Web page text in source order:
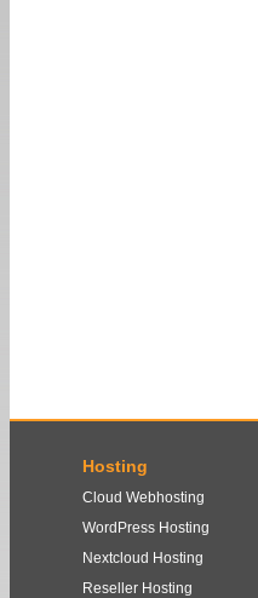
Hosting
Cloud Webhosting
WordPress Hosting
Nextcloud Hosting
Reseller Hosting